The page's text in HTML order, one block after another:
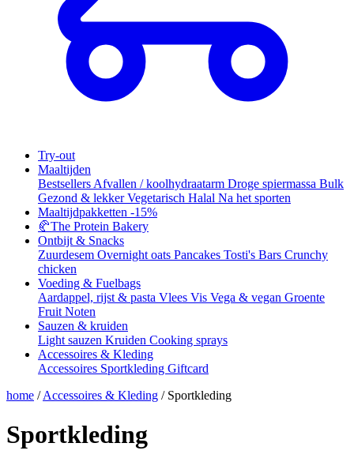
Try-out
Maaltijden
Bestsellers Afvallen / koolhydraatarm Droge spiermassa Bulk
Gezond & lekkerVegetarisch Halal Na het sporten
Maaltijdpakketten -15%
🥐The Protein Bakery
Ontbijt & Snacks
Zuurdesem Overnight oats Pancakes Tosti's Bars Crunchy
chicken
Voeding & Fuelbags
Aardappel, rijst & pasta Vlees Vis Vega & vegan Groente
Fruit Noten
Sauzen & kruiden
Light sauzen Kruiden Cooking sprays
Accessoires & Kleding
Accessoires Sportkleding Giftcard
home / Accessoires & Kleding / Sportkleding
Sportkleding